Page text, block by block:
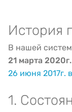
История
В нашей
21 марта
26 июня 2017г.
1.